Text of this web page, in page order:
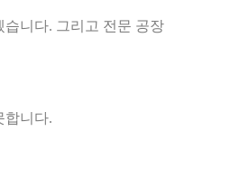
니다. 그리고 전문 공장
합니다.